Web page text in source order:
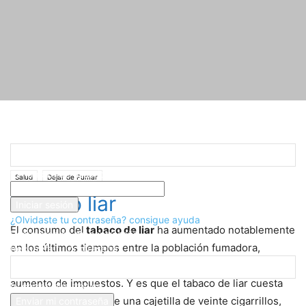
tu nombre de usuario
¿Olvidaste tu contraseña? consigue ayuda
Recuperación de contraseña
Recupera tu contraseña
tu correo electrónico
Salud Dejar de Fumar
Tabaco liar
El consumo del tabaco de liarha aumentado notablemente
en los últimos tiempos entre la población fumadora,
aumento de impuestos. Y es que el tabaco de liar cuesta
mucho más barato que una cajetilla de veinte cigarrillos,